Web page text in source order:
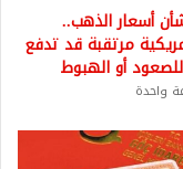
أسعار الذهب..
مرتقبة قد تدفع
أو الهبوط
واحدة